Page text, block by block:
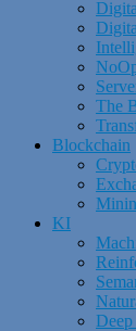
The
Blockchain
KI